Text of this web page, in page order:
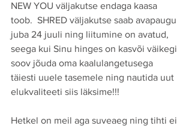
NEW YOU väljakutse endaga kaasa
toob.  SHRED väljakutse saab avapaugu
juba 24 juuli ning liitumine on avatud,
seega kui Sinu hinges on kasvõi väikegi
soov jõuda oma kaalulangetusega
täiesti uuele tasemele ning nautida uut
elukvaliteeti siis läksime!!!
Hetkel on meil aga suveaeg ning tihti ei